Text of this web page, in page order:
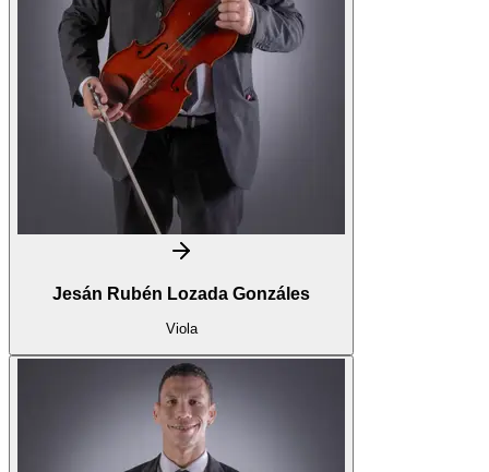
Jesán Rubén Lozada Gonzáles
Viola